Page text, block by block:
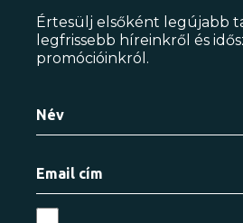
Értesülj elsőként legújabb
legfrissebb híreinkről és
promócióinkról.